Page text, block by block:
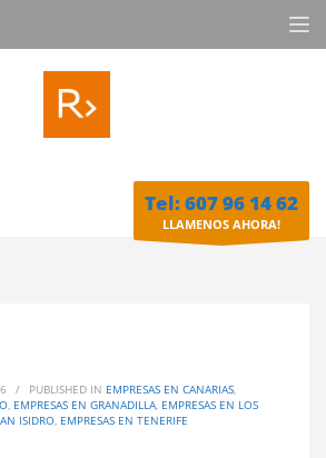
Tel: 607 96 14 62
LLAMENOS AHORA!
/ PUBLISHED IN EMPRESAS EN CANARIAS,
, EMPRESAS EN GRANADILLA, EMPRESAS EN LOS
ISIDRO, EMPRESAS EN TENERIFE